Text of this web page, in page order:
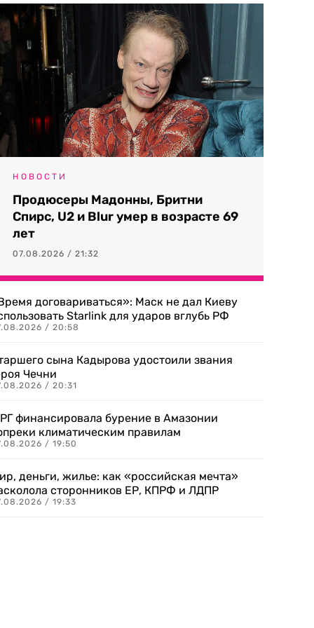
НОВОСТИ
Продюсеры Мадонны, Бритни
Спирс, U2 и Blur умер в возрасте 69
лет
07.08.2026 / 21:32
договариваться»: Маск не дал Киеву
Starlink для ударов вглубь РФ
/ 20:58
сына Кадырова удостоили звания
Чечни
/ 20:31
финансировала бурение в Амазонии
климатическим правилам
/ 19:50
деньги, жилье: как «российская мечта»
сторонников ЕР, КПРФ и ЛДПР
/ 19:33